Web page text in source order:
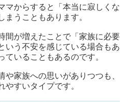
マからすると「本当に寂しくな
まうこともあります。
間が増えたことで「家族に必要
いう不安を感じている場合もあ
ていることもあるのです。
や家族への思いがありつつも、
やすいタイプです。